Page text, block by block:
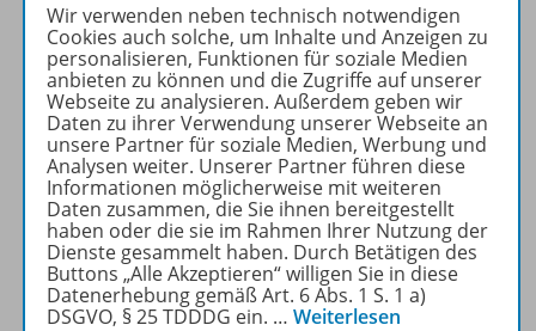
Ihr Wegweiser zu den
wichtigsten Seiten:
zu den Abo-Angeboten
zum Zeitschriftenkiosk
zum Online-Archiv
Mehr zur Zeitschrift
Wir verwenden neben technisch notwendigen
Cookies auch solche, um Inhalte und Anzeigen zu
personalisieren, Funktionen für soziale Medien
anbieten zu können und die Zugriffe auf unserer
Webseite zu analysieren. Außerdem geben wir
Daten zu ihrer Verwendung unserer Webseite an
unsere Partner für soziale Medien, Werbung und
Analysen weiter. Unserer Partner führen diese
Informationen möglicherweise mit weiteren
Daten zusammen, die Sie ihnen bereitgestellt
haben oder die sie im Rahmen Ihrer Nutzung der
Dienste gesammelt haben. Durch Betätigen des
Buttons „Alle Akzeptieren“ willigen Sie in diese
Datenerhebung gemäß Art. 6 Abs. 1 S. 1 a)
DSGVO, § 25 TDDDG ein. … Weiterlesen